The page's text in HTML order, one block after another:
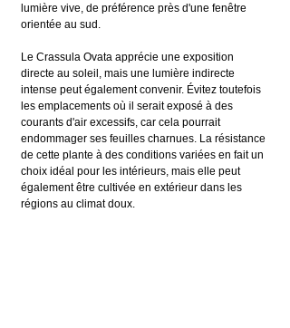
lumière vive, de préférence près d'une fenêtre
orientée au sud.
Le Crassula Ovata apprécie une exposition
directe au soleil, mais une lumière indirecte
intense peut également convenir. Évitez toutefois
les emplacements où il serait exposé à des
courants d'air excessifs, car cela pourrait
endommager ses feuilles charnues. La résistance
de cette plante à des conditions variées en fait un
choix idéal pour les intérieurs, mais elle peut
également être cultivée en extérieur dans les
régions au climat doux.